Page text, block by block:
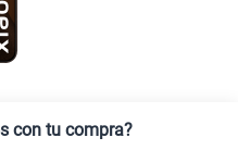
con tu compra?